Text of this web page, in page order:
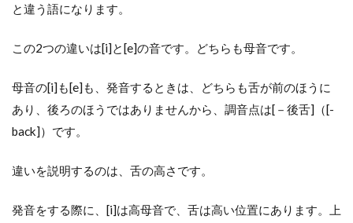
と違う語になります。
この2つの違いは[i]と[e]の音です。どちらも母音です。
母音の[i]も[e]も、発音するときは、どちらも舌が前のほうに
あり、後ろのほうではありませんから、調音点は[－後舌]（[-
back]）です。
違いを説明するのは、舌の高さです。
発音をする際に、[i]は高母音で、舌は高い位置にあります。上